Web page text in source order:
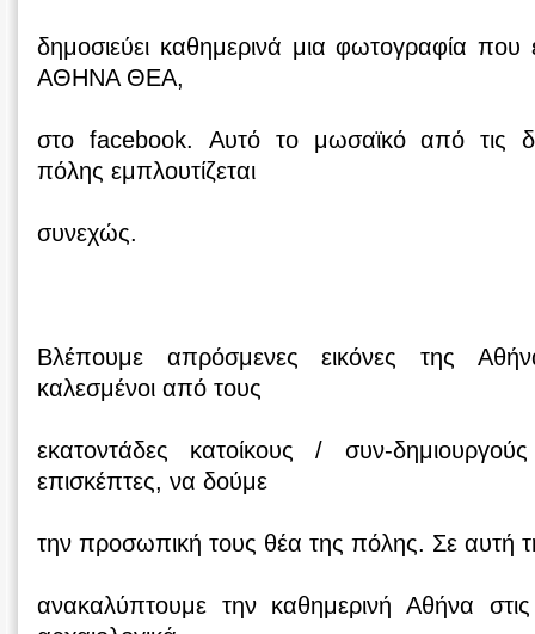
δημοσιεύει καθημερινά μια φωτογραφία που
ΑΘΗΝΑ ΘΕΑ,
στο facebook. Αυτό το μωσαϊκό από τις
πόλης εμπλουτίζεται
συνεχώς.
Βλέπουμε απρόσμενες εικόνες της
καλεσμένοι από τους
εκατοντάδες κατοίκους / συν-
επισκέπτες, να δούμε
την προσωπική τους θέα της πόλης. Σε αυτή
ανακαλύπτουμε την καθημερινή Αθήνα στις